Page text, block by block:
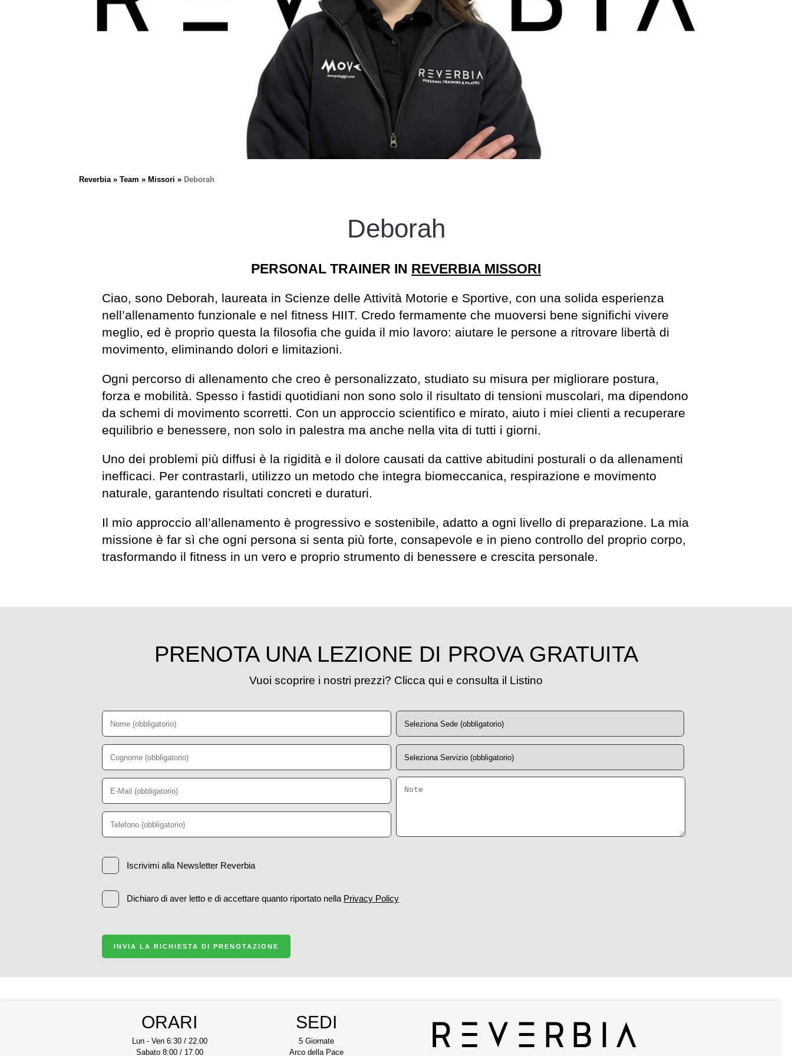
Reverbia Team Missori Deborah
Deborah
PERSONAL TRAINER IN REVERBIA MISSORI
Ciao, sono Deborah, laureata in Scienze delle Attività Motorie e Sportive, con una solida esperienza
nell’allenamento funzionale e nel fitness HIIT. Credo fermamente che muoversi bene significhi vivere
meglio, ed è proprio questa la filosofia che guida il mio lavoro: aiutare le persone a ritrovare libertà di
movimento, eliminando dolori e limitazioni.
Ogni percorso di allenamento che creo è personalizzato, studiato su misura per migliorare postura,
forza e mobilità. Spesso i fastidi quotidiani non sono solo il risultato di tensioni muscolari, ma dipendono
da schemi di movimento scorretti. Con un approccio scientifico e mirato, aiuto i miei clienti a recuperare
equilibrio e benessere, non solo in palestra ma anche nella vita di tutti i giorni.
Uno dei problemi più diffusi è la rigidità e il dolore causati da cattive abitudini posturali o da allenamenti
inefficaci. Per contrastarli, utilizzo un metodo che integra biomeccanica, respirazione e movimento
naturale, garantendo risultati concreti e duraturi.
Il mio approccio all’allenamento è progressivo e sostenibile, adatto a ogni livello di preparazione. La mia
missione è far sì che ogni persona si senta più forte, consapevole e in pieno controllo del proprio corpo,
trasformando il fitness in un vero e proprio strumento di benessere e crescita personale.
PRENOTA UNA LEZIONE DI PROVA GRATUITA
Vuoi scoprire i nostri prezzi? Clicca qui e consulta il Listino
Iscrivimi alla Newsletter Reverbia
Dichiaro di aver letto e di accettare quanto riportato nella Privacy Policy
INVIA LA RICHIESTA DI PRENOTAZIONE
ORARI
Lun - Ven 6:30 / 22.00
Sabato 8:00 / 17.00
SEDI
5 Giornate
Arco della Pace